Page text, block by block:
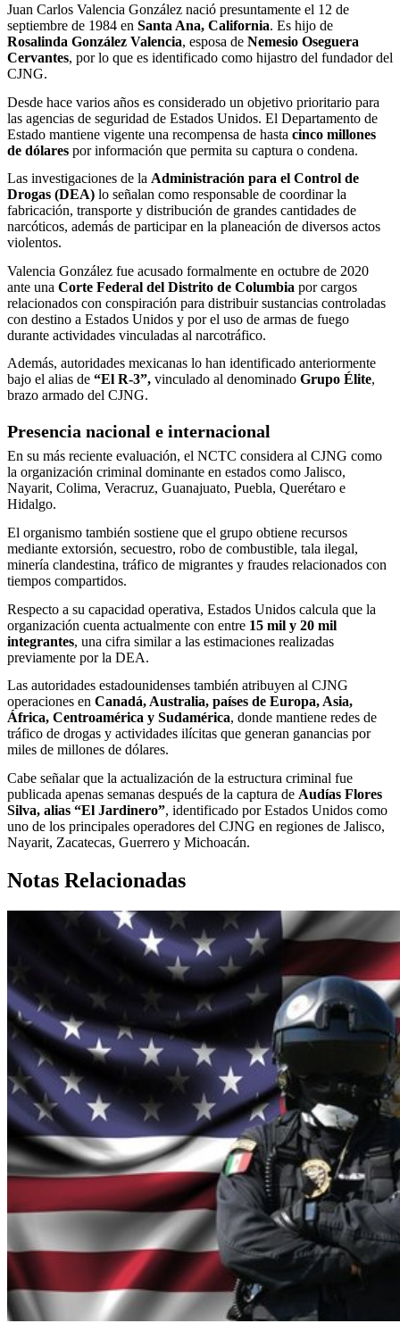
Juan Carlos Valencia González nació presuntamente el 12 de
septiembre de 1984 en Santa Ana, California. Es hijo de
Rosalinda González Valencia, esposa de Nemesio Oseguera
Cervantes, por lo que es identificado como hijastro del fundador del
CJNG.
Desde hace varios años es considerado un objetivo prioritario para
las agencias de seguridad de Estados Unidos. El Departamento de
Estado mantiene vigente una recompensa de hasta cinco millones
de dólares por información que permita su captura o condena.
Las investigaciones de la Administración para el Control de
Drogas (DEA) lo señalan como responsable de coordinar la
fabricación, transporte y distribución de grandes cantidades de
narcóticos, además de participar en la planeación de diversos actos
violentos.
Valencia González fue acusado formalmente en octubre de 2020
ante una Corte Federal del Distrito de Columbia por cargos
relacionados con conspiración para distribuir sustancias controladas
con destino a Estados Unidos y por el uso de armas de fuego
durante actividades vinculadas al narcotráfico.
Además, autoridades mexicanas lo han identificado anteriormente
bajo el alias de “El R-3”, vinculado al denominado Grupo Élite,
brazo armado del CJNG.
Presencia nacional e internacional
En su más reciente evaluación, el NCTC considera al CJNG como
la organización criminal dominante en estados como Jalisco,
Nayarit, Colima, Veracruz, Guanajuato, Puebla, Querétaro e
Hidalgo.
El organismo también sostiene que el grupo obtiene recursos
mediante extorsión, secuestro, robo de combustible, tala ilegal,
minería clandestina, tráfico de migrantes y fraudes relacionados con
tiempos compartidos.
Respecto a su capacidad operativa, Estados Unidos calcula que la
organización cuenta actualmente con entre 15 mil y 20 mil
integrantes, una cifra similar a las estimaciones realizadas
previamente por la DEA.
Las autoridades estadounidenses también atribuyen al CJNG
operaciones en Canadá, Australia, países de Europa, Asia,
África, Centroamérica y Sudamérica, donde mantiene redes de
tráfico de drogas y actividades ilícitas que generan ganancias por
miles de millones de dólares.
Cabe señalar que la actualización de la estructura criminal fue
publicada apenas semanas después de la captura de Audías Flores
Silva, alias “El Jardinero”, identificado por Estados Unidos como
uno de los principales operadores del CJNG en regiones de Jalisco,
Nayarit, Zacatecas, Guerrero y Michoacán.
Notas Relacionadas